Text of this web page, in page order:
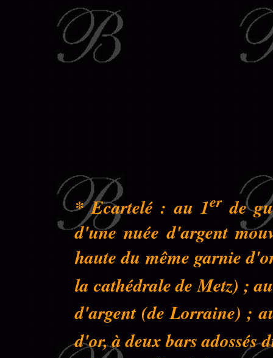
* Ecartelé : au 1erde
d'une nuée d'argent
haute du même garnie
la cathédrale de Metz) ;
d'argent (de Lorraine) ;
d'or, à deux bars adossés